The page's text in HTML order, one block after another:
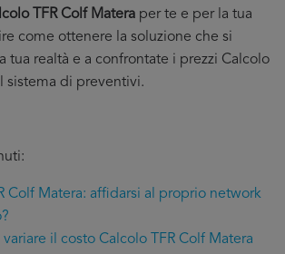
TFR Colf Matera per te e per la tua
come ottenere la soluzione che si
tua realtà e a confrontate i prezzi Calcolo
sistema di preventivi.
Colf Matera: affidarsi al proprio network
variare il costo Calcolo TFR Colf Matera